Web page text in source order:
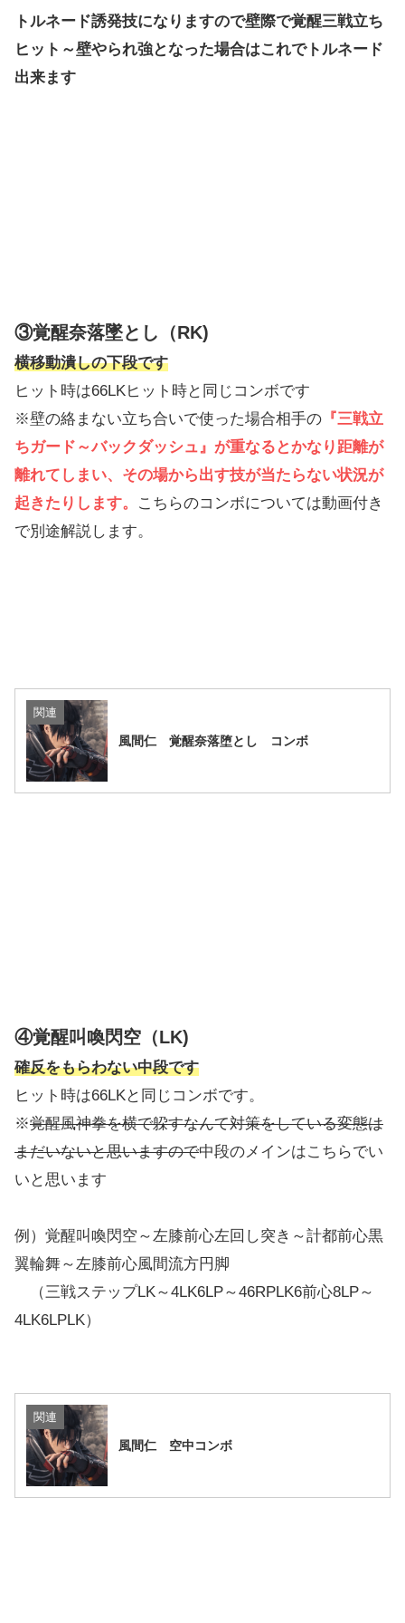
トルネード誘発技になりますので壁際で覚醒三戦立ち
ヒット～壁やられ強となった場合はこれでトルネード
出来ます
③覚醒奈落墜とし（RK)
横移動潰しの下段です
ヒット時は66LKヒット時と同じコンボです
※壁の絡まない立ち合いで使った場合相手の 『三戦立
ちガード～バックダッシュ』が重なるとかなり距離が
離れてしまい、その場から出す技が当たらない状況が
起きたりします。
こちらのコンボについては動画付き
で別途解説します。
関連
風間仁 覚醒奈落堕とし コンボ
④覚醒叫喚閃空（LK)
確反をもらわない中段です
ヒット時は66LKと同じコンボです。
※覚醒風神拳を横で躱すなんて対策をしている変態は
まだいないと思いますので中段のメインはこちらでい
いと思います
例）覚醒叫喚閃空～左膝前心左回し突き～計都前心黒
翼輪舞～左膝前心風間流方円脚
（三戦ステップLK～4LK6LP～46RPLK6前心8LP～
4LK6LPLK）
関連
風間仁 空中コンボ